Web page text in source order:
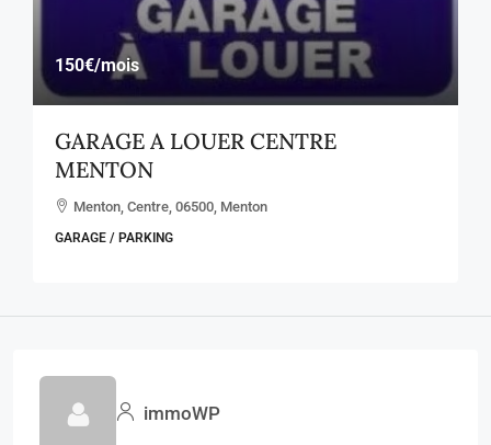
150€/mois
GARAGE A LOUER CENTRE
MENTON
Menton, Centre, 06500, Menton
GARAGE / PARKING
immoWP